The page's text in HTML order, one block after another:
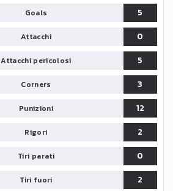
Goals
5
Attacchi
0
Attacchi pericolosi
5
Corners
3
Punizioni
12
Rigori
2
Tiri parati
0
Tiri fuori
2